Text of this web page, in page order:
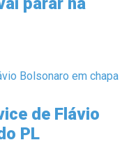
de Flávio
PL